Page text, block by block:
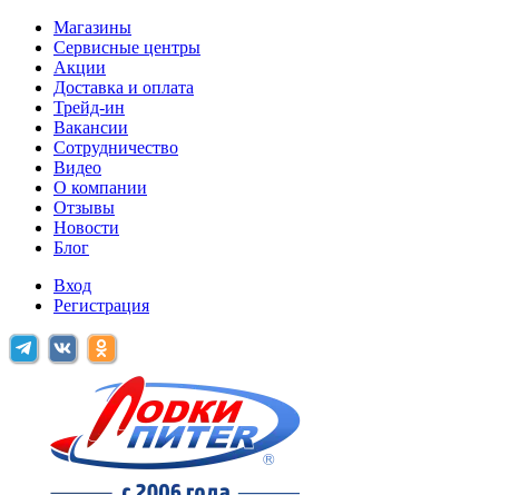
Магазины
Сервисные центры
Акции
Доставка и оплата
Трейд-ин
Вакансии
Сотрудничество
Видео
О компании
Отзывы
Новости
Блог
Вход
Регистрация